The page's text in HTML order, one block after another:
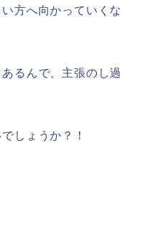
方へ向かっていくな
るんで、主張のし過
しょうか？！